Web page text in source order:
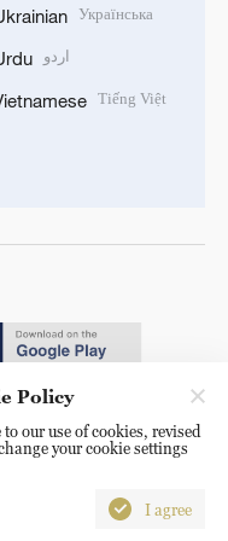
Українська
اردو
Tiếng Việt
Reserved. 16A
Policy
our use of cookies, revised
your cookie settings
I agree